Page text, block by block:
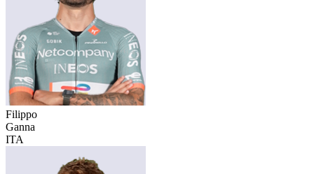
Filippo
Ganna
ITA